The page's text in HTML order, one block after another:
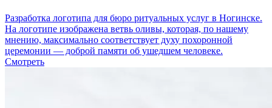
Разработка логотипа для бюро ритуальных услуг в Ногинске.
На логотипе изображена ветвь оливы, которая, по нашему
мнению, максимально соответствует духу похоронной
церемонии — доброй памяти об ушедшем человеке.
Смотреть